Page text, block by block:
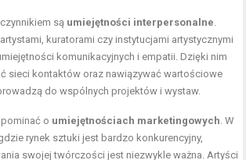
są umiejętności interpersonalne.
kuratorami czy instytucjami artystycznymi
komunikacyjnych i empatii. Dzięki nim
sieci kontaktów oraz nawiązywać wartościowe
do wspólnych projektów i wystaw.
o umiejętnościach marketingowych. W
rynek sztuki jest bardzo konkurencyjny,
swojej twórczości jest niezwykle ważna. Artyści